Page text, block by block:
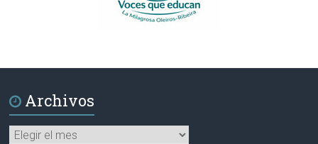
Archivos
Archivos